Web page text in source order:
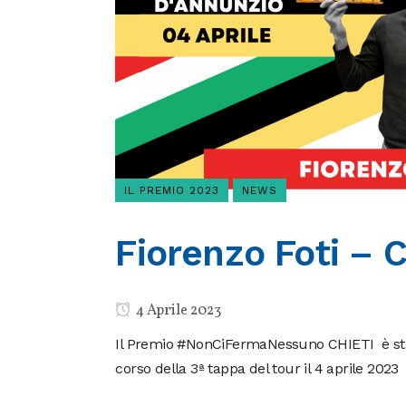
IL PREMIO 2023 NEWS
Fiorenzo Foti –
4 Aprile 2023
Il Premio #NonCiFermaNessuno CHIETI è
corso della 3ª tappa del tour il 4 aprile 2023